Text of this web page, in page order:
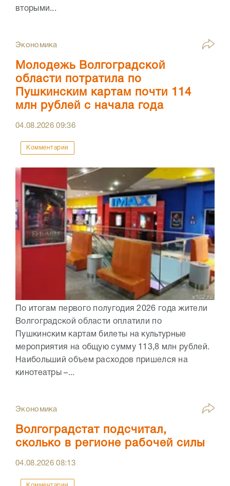
вторыми...
Экономика
Молодежь Волгоградской
области потратила по
Пушкинским картам почти 114
млн рублей с начала года
04.08.202609:36
Комментарии
По итогам первого полугодия 2026 года жители
Волгоградской области оплатили по
Пушкинским картам билеты на культурные
мероприятия на общую сумму 113,8 млн рублей.
Наибольший объем расходов пришелся на
кинотеатры –...
Экономика
Волгоградстат подсчитал,
сколько в регионе рабочей силы
04.08.202608:13